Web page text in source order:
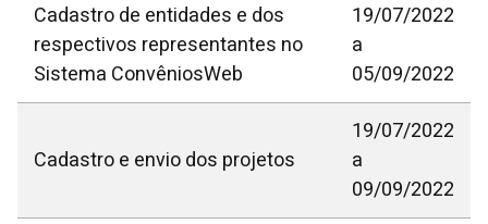
Cadastro de entidades e dos
respectivos representantes no
Sistema ConvêniosWeb
19/07/2022
a
05/09/2022
Cadastro e envio dos projetos
19/07/2022
a
09/09/2022